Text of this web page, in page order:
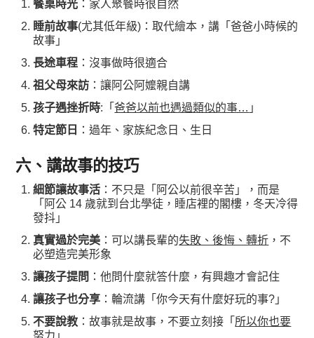
餐桌時光 ：家人聚餐時很自然
睡前故事(尤其低年級)：取代繪本，講「爸爸小時候的
故事」
長途車程 ：沒事做時很適合
祖父母來訪 ：讓阿公阿嬤親自講
孩子遇挫折時:「爸爸以前也遇過類似的事… 」
特定節日
：過年、家族紀念日、生日
六、講故事的技巧
細節讓故事活 ：不只是「阿公以前很辛苦」，而是
「阿公 14 歲就到台北學徒，睡店裡的閣樓，冬天冷得
發抖」
真實過於完美 ：可以講長輩的失敗、後悔、轉折 ，不
必塑造完美形象
讓孩子提問 ：他問什麼就答什麼，有興趣才會記住
讓孩子也分享 ：輪流講「你今天有什麼好玩的事?」
不要說教 ：故事就是故事，不要立刻接「 所以你也要
努力 」